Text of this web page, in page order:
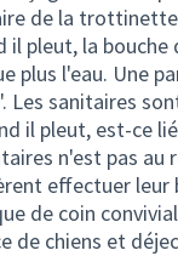
de la trottinette
il pleut, la bouche
plus l'eau. Une
Les sanitaires
il pleut, est-ce
n'est pas au
effectuer leur
de coin
de chiens et